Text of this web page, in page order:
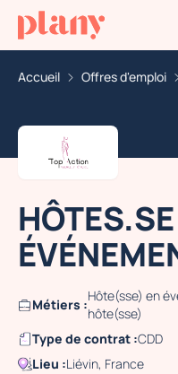
Accueil Offres d'emploi
HÔTES.SE
Métiers :
Hôte(sse) en
hôte(sse)
Type de contrat :CDD
Lieu :Liévin, France